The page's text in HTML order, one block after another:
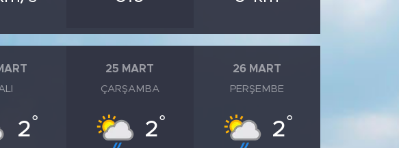
2°
25 MART
ÇARŞAMBA
2°
26 MART
PERŞEMBE
2°